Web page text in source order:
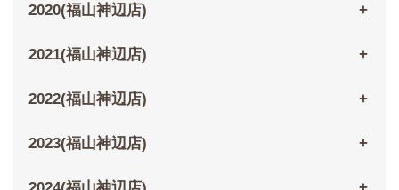
2020(福山神辺店)
2021(福山神辺店)
2022(福山神辺店)
2023(福山神辺店)